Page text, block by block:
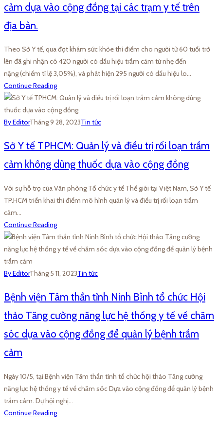
cảm dựa vào cộng đồng tại các trạm y tế trên
địa bàn.
Theo Sở Y tế, qua đợt khám sức khỏe thí điểm cho người từ 60 tuổi trở
lên đã ghi nhận có 420 người có dấu hiệu trầm cảm từ nhẹ đến
nặng (chiếm tỉ lệ 3,05%), và phát hiện 295 người có dấu hiệu lo…
Continue Reading
By EditorTháng 9 28, 2023Tin tức
Sở Y tế TPHCM: Quản lý và điều trị rối loạn trầm
cảm không dùng thuốc dựa vào cộng đồng
Với sự hỗ trợ của Văn phòng Tổ chức y tế Thế giới tại Việt Nam, Sở Y tế
TP.HCM triển khai thí điểm mô hình quản lý và điều trị rối loạn trầm
cảm…
Continue Reading
By EditorTháng 5 11, 2023Tin tức
Bệnh viện Tâm thần tỉnh Ninh Bình tổ chức Hội
thảo Tăng cường năng lực hệ thống y tế về chăm
sóc dựa vào cộng đồng để quản lý bệnh trầm
cảm
Ngày 10/5, tại Bệnh viện Tâm thần tỉnh tổ chức hội thảo Tăng cường
năng lực hệ thống y tế về chăm sóc Dựa vào cộng đồng để quản lý bệnh
trầm cảm. Dự hội nghị…
Continue Reading